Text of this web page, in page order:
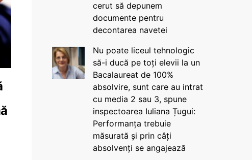
cerut să depunem
documente pentru
decontarea navetei
Nu poate liceul tehnologic
să-i ducă pe toți elevii la un
Bacalaureat de 100%
absolvire, sunt care au intrat
cu media 2 sau 3, spune
inspectoarea Iuliana Țugui:
Performanța trebuie
măsurată și prin câți
absolvenți se angajează